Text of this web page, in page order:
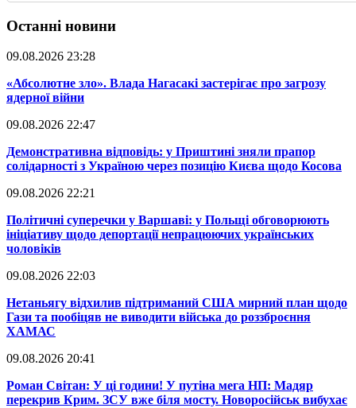
Останні новини
09.08.2026 23:28
​«Абсолютне зло». Влада Нагасакі застерігає про загрозу
ядерної війни
09.08.2026 22:47
​Демонстративна відповідь: у Приштині зняли прапор
солідарності з Україною через позицію Києва щодо Косова
09.08.2026 22:21
​Політичні суперечки у Варшаві: у Польщі обговорюють
ініціативу щодо депортації непрацюючих українських
чоловіків
09.08.2026 22:03
​Нетаньягу відхилив підтриманий США мирний план щодо
Гази та пообіцяв не виводити війська до роззброєння
ХАМАС
09.08.2026 20:41
​Роман Світан: У ці години! У путіна мега НП: Мадяр
перекрив Крим. ЗСУ вже біля мосту. Новоросійськ вибухає